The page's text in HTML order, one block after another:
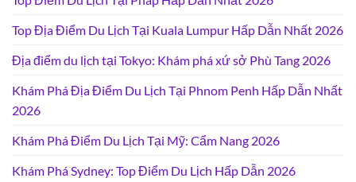
Top Địa Điểm Du Lịch Tại Kuala Lumpur Hấp Dẫn Nhất 2026
Địa điểm du lịch tại Tokyo: Khám phá xứ sở Phù Tang 2026
Khám Phá Địa Điểm Du Lịch Tại Phnom Penh Hấp Dẫn Nhất
2026
Khám Phá Điểm Du Lịch Tại Mỹ: Cẩm Nang 2026
Khám Phá Sydney: Top Điểm Du Lịch Hấp Dẫn 2026